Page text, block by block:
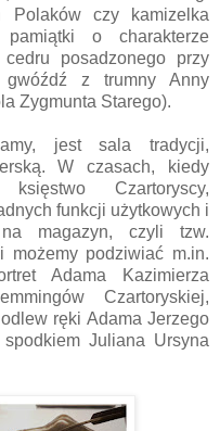
Polaków czy kamizelka
o charakterze
cedru posadzonego przy
gwóźdź z trumny Anny
Zygmunta Starego).
jest sala tradycji,
W czasach, kiedy
Czartoryscy,
funkcji użytkowych i
magazyn, czyli tzw.
podziwiać m.in.
Adama Kazimierza
Czartoryskiej,
ręki Adama Jerzego
Juliana Ursyna